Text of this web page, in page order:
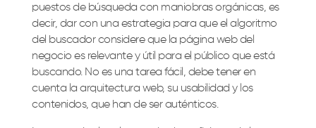
puestos de búsqueda con maniobras orgánicas, es
decir, dar con una estrategia para que el algoritmo
del buscador considere que la página web del
negocio es relevante y útil para el público que está
buscando. No es una tarea fácil, debe tener en
cuenta la arquitectura web, su usabilidad y los
contenidos, que han de ser auténticos.